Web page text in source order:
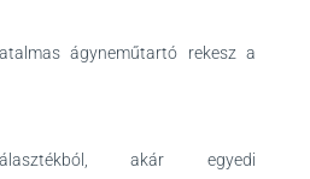
ágyneműtartó rekesz a
akár egyedi